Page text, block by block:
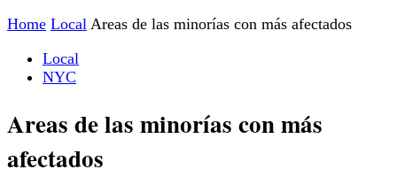
Home Local Areas de las minorías con más afectados
Local
NYC
Areas de las minorías con más
afectados